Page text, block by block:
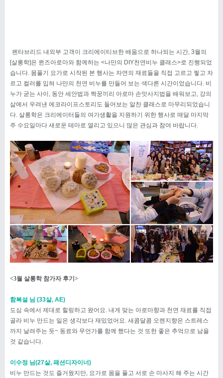
펜타브리드 내외부 고객이 크리에이티브한 배움으로 하나되는 시간, 3월의
[살롱학]은 퀸즈아로마와 함께하는 <나만의 DIY천연비누 클래스>로 진행되었
습니다. 몸풀기 요가로 시작된 본 행사는 자연의 재료들을 직접 고르고 찧고 자
르고 컬러를 입혀 나만의 천연 비누를 만들어 보는 색다른 시간이었습니다. 비
누가 굳는 사이, 동안 세안법과 짝꿍끼리 아로마 손맛사지법을 배워보고, 강의
삶에서 우려낸 에코라이프스토리도 들어보는 알찬 클래스로 마무리되었습니
다. 살롱학은 크리에이터들의 여가생활을 지원하기 위한 행사로 매달 마지막
주 수요일마다 새로운 테마로 열리고 있으니 많은 관심과 참여 바랍니다.
<3월 살롱학 참가자 후기>
함복설 님 (33살, AE)
도심 속에서 제대로 힐링하고 왔어요. 내게 맞는 아로마향과 천연 재료를 직접
골라 비누 만드는 일은 생각보다 재밌었어요. 새콤달콤 오렌지향은 스트레스
까지 날려주는 듯~ 동료와 무언가를 함께 했다는 것 또한 좋은 추억으로 남을
것 같습니다.
이수정 님(27살, 패션디자이너)
비누 만드는 것도 즐거웠지만, 요가로 몸을 풀고 서로 손 마사지 해 주는 시간